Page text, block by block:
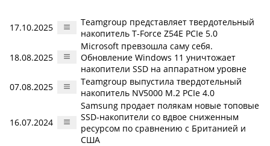
17.10.2025
Teamgroup представляет твердотельный
накопитель T-Force Z54E PCIe 5.0
18.08.2025
Microsoft превзошла саму себя.
Обновление Windows 11 уничтожает
накопители SSD на аппаратном уровне
07.08.2025
Teamgroup выпустила твердотельный
накопитель NV5000 M.2 PCIe 4.0
16.07.2024
Samsung продает полякам новые топовые
SSD-накопители со вдвое сниженным
ресурсом по сравнению с Британией и
США